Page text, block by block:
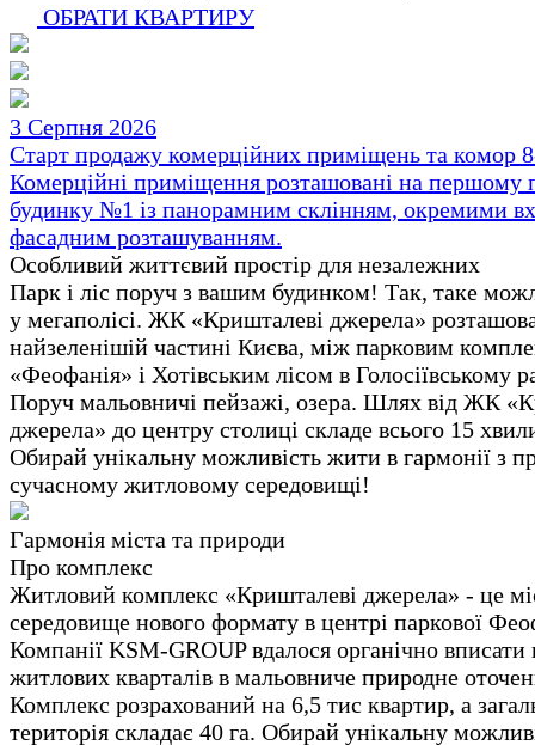
ОБРАТИ КВАРТИРУ
3 Серпня 2026
Старт продажу комерційних приміщень та комор
Комерційні приміщення розташовані на першому
будинку №1 із панорамним склінням, окремими
фасадним розташуванням.
Особливий життєвий простір для незалежних
Парк і ліс поруч з вашим будинком! Так, таке
у мегаполісі. ЖК «Кришталеві джерела»
найзеленішій частині Києва, між парковим
«Феофанія» і Хотівським лісом в Голосіївському
Поруч мальовничі пейзажі, озера. Шлях від ЖК
джерела» до центру столиці складе всього 15
Обирай унікальну можливість жити в гармонії з
сучасному житловому середовищі!
Гармонія міста та природи
Про комплекс
Житловий комплекс «Кришталеві джерела» - це
середовище нового формату в центрі паркової
Компанії KSM-GROUP вдалося органічно вписати
житлових кварталів в мальовниче природне
Комплекс розрахований на 6,5 тис квартир, а
територія складає 40 га. Обирай унікальну